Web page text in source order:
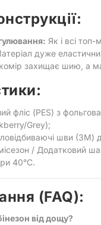
Як і всі
дуже
захищає шию, а
фліс (PES) з
Grey);
шви (3M)
/ Додатковий
40°C.
(FAQ):
від дощу?